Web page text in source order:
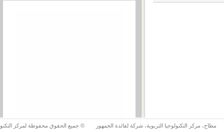
مطاح، مركز التكنولوجيا التربوية، شركة لفائدة الجمهور © جميع الحقوق محفوظة لمركز